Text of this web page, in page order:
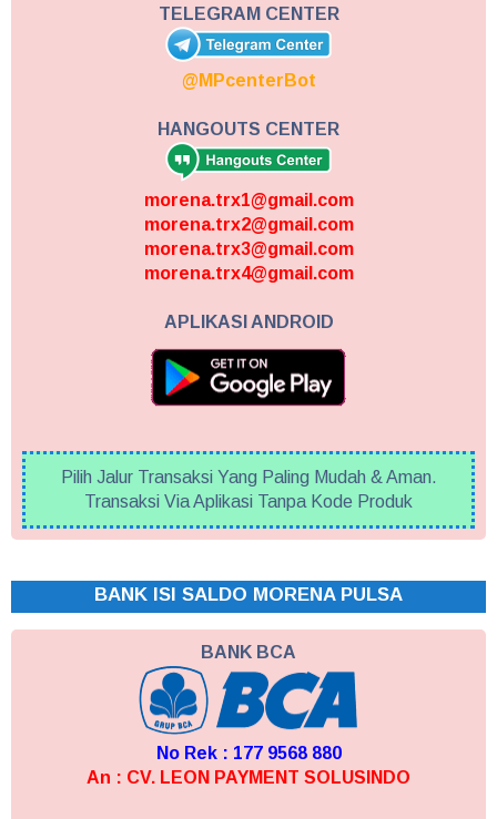
TELEGRAM CENTER
@MPcenterBot
HANGOUTS CENTER
morena.trx1@gmail.com
morena.trx2@gmail.com
morena.trx3@gmail.com
morena.trx4@gmail.com
APLIKASI ANDROID
Pilih Jalur Transaksi Yang Paling Mudah & Aman.
Transaksi Via Aplikasi Tanpa Kode Produk
BANK ISI SALDO MORENA PULSA
BANK BCA
No Rek : 177 9568 880
An : CV. LEON PAYMENT SOLUSINDO